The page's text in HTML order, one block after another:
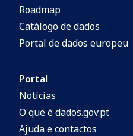
Roadmap
Catálogo de dados
Portal de dados europeu
Portal
Notícias
O que é dados.gov.pt
Ajuda e contactos